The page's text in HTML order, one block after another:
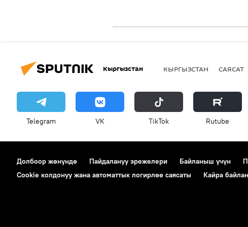
Кыргызстан КЫРГЫЗСТАН САЯСАТ
Telegram VK ТikТоk Rutube
Долбоор жөнүндө Пайдалануу эрежелери Байланыш үчүн
Cookie колдонуу жана автоматтык логирлөө саясаты
Кайра